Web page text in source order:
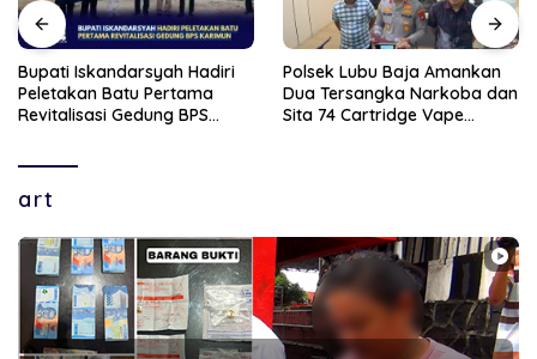
Bupati Iskandarsyah Hadiri
Peletakan Batu Pertama
Revitalisasi Gedung BPS
Polsek Lubu Baja Amankan
Dua Tersangka Narkoba dan
Sita 74 Cartridge Vape
art